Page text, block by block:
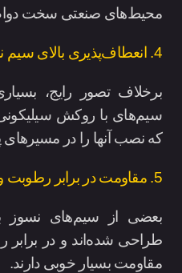
محیط‌های صنعتی سخت دوام
4. انعطاف‌پذیری بالای سیم نسوز
برخلاف تصور رایج،
سیم‌های با روکش سیلیکونی
که نصب آنها را در مسیرهای
5. مقاومت در برابر رطوبت و اشعه UV
بعضی از سیم‌های نسوز
طراحی شده‌اند و در برابر
مقاومت بسیار خوبی دارند.